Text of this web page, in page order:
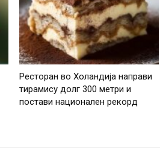
Ресторан во Холандија направи
тирамису долг 300 метри и
постави национален рекорд